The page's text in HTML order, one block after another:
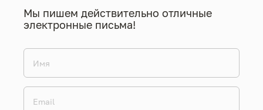
Мы пишем действительно отличные
электронные письма!